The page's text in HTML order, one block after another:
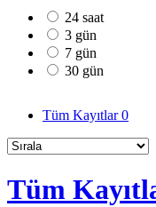
24 saat
3 gün
7 gün
30 gün
Tüm Kayıtlar0
Tüm